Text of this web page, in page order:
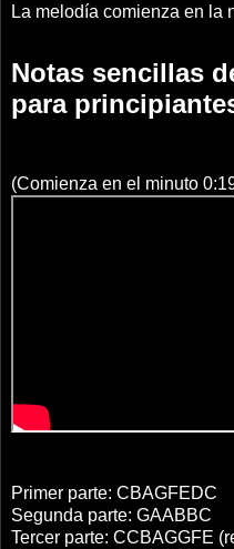
La melodía comienza en la
Notas sencillas
para
(Comienza en el minuto
Primer parte: CBAGFEDC
Segunda parte: GAABBC
Tercer parte: CCBAGGFE